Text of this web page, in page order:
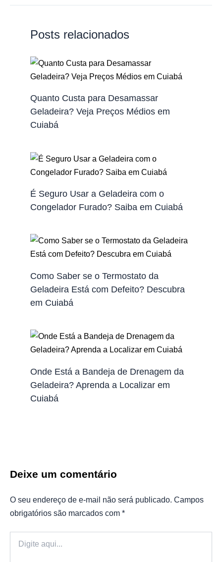
Posts relacionados
Quanto Custa para Desamassar
Geladeira? Veja Preços Médios em
Cuiabá
É Seguro Usar a Geladeira com o
Congelador Furado? Saiba em Cuiabá
Como Saber se o Termostato da
Geladeira Está com Defeito? Descubra
em Cuiabá
Onde Está a Bandeja de Drenagem da
Geladeira? Aprenda a Localizar em
Cuiabá
Deixe um comentário
O seu endereço de e-mail não será publicado. Campos
obrigatórios são marcados com *
aqui...